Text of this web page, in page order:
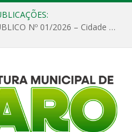
EDITAL DE CHAMAMENTO PÚBLICO Nº 01/2026 – Cidade de Faro